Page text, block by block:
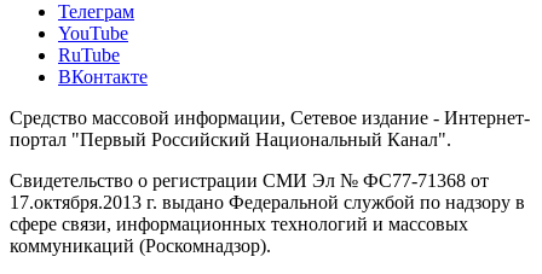
Телеграм
YouTube
RuTube
ВКонтакте
Средство массовой информации, Сетевое издание - Интернет-
портал "Первый Российский Национальный Канал".
Свидетельство о регистрации СМИ Эл № ФС77-71368 от
17.октября.2013 г. выдано Федеральной службой по надзору в
сфере связи, информационных технологий и массовых
коммуникаций (Роскомнадзор).